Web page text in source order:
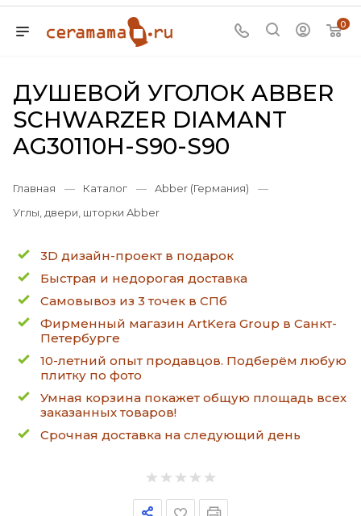
0
ДУШЕВОЙ УГОЛОК ABBER
SCHWARZER DIAMANT
AG30110H-S90-S90
Главная — Каталог — Abber (Германия)
—
Углы, двери, шторки Abber
3D дизайн-проект в подарок
Быстрая и недорогая доставка
Самовывоз из 3 точек в СПб
Фирменный магазин ArtKera Group в Санкт-
Петербурге
10-летний опыт продавцов. Подберём любую
плитку по фото
Умная корзина покажет общую площадь всех
заказанных товаров!
Срочная доставка на следующий день